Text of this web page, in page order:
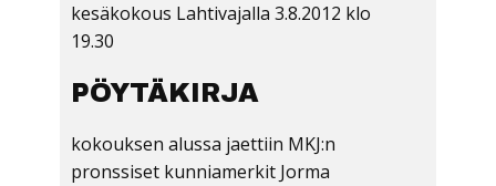
kesäkokous Lahtivajalla 3.8.2012 klo
19.30
PÖYTÄKIRJA
kokouksen alussa jaettiin MKJ:n
pronssiset kunniamerkit Jorma